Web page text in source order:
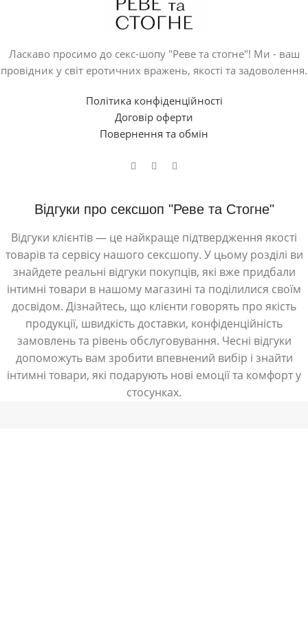
Ласкаво просимо до секс-шопу "Реве та стогне"! Ми - ваш
провідник у світ еротичних вражень, якості та задоволення.
Політика конфіденційності
Договір оферти
Повернення та обмін
Відгуки про сексшоп "Реве та Стогне"
Відгуки клієнтів — це найкраще підтвердження якості
товарів та сервісу нашого сексшопу. У цьому розділі ви
знайдете реальні відгуки покупців, які вже придбали
інтимні товари в нашому магазині та поділилися своїм
досвідом. Дізнайтесь, що клієнти говорять про якість
продукції, швидкість доставки, конфіденційність
замовлень та рівень обслуговування. Чесні відгуки
допоможуть вам зробити впевнений вибір і знайти
інтимні товари, які подарують нові емоції та комфорт у
стосунках.